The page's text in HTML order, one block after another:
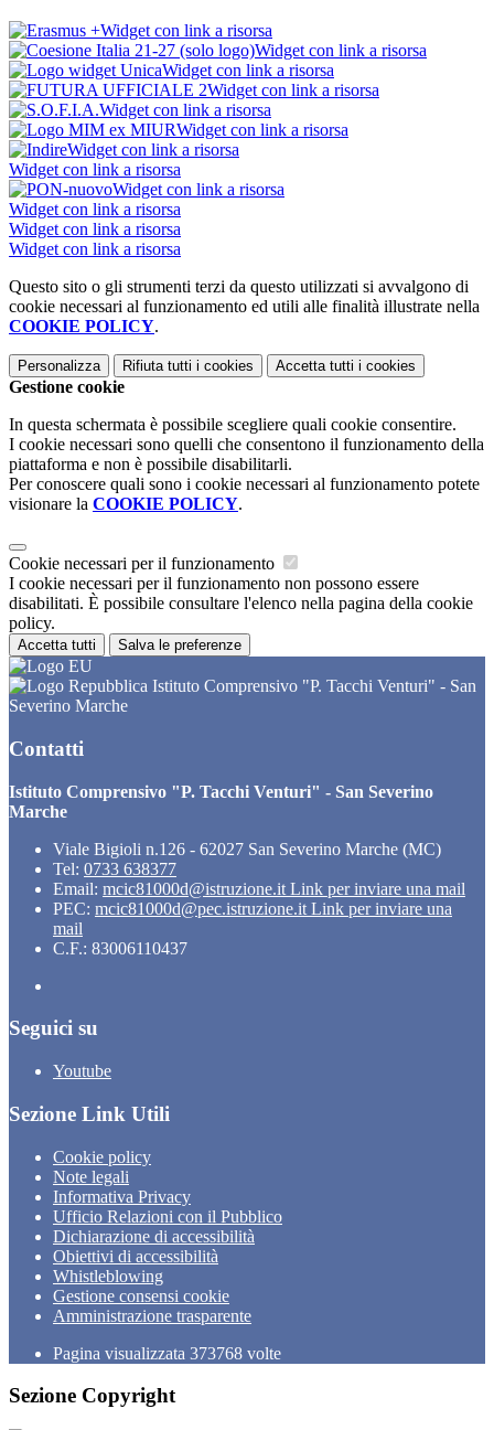
Widget con link a risorsa
Widget con link a risorsa
Widget con link a risorsa
Widget con link a risorsa
Widget con link a risorsa
Widget con link a risorsa
Widget con link a risorsa
Widget con link a risorsa
Widget con link a risorsa
Widget con link a risorsa
Widget con link a risorsa
Widget con link a risorsa
Questo sito o gli strumenti terzi da questo utilizzati si avvalgono di
cookie necessari al funzionamento ed utili alle finalità illustrate nella
COOKIE POLICY.
Personalizza Rifiuta tutti i cookies Accetta tutti i cookies
Gestione cookie
In questa schermata è possibile scegliere quali cookie consentire.
I cookie necessari sono quelli che consentono il funzionamento della
piattaforma e non è possibile disabilitarli.
Per conoscere quali sono i cookie necessari al funzionamento potete
visionare la COOKIE POLICY.
Cookie necessari per il funzionamento
I cookie necessari per il funzionamento non possono essere
disabilitati. È possibile consultare l'elenco nella pagina della cookie
policy.
Accetta tutti Salva le preferenze
Istituto Comprensivo "P. Tacchi Venturi" - San
Severino Marche
Contatti
Istituto Comprensivo "P. Tacchi Venturi" - San Severino
Marche
Viale Bigioli n.126 - 62027 San Severino Marche (MC)
Tel: 0733 638377
Email: mcic81000d@istruzione.it Link per inviare una mail
PEC: mcic81000d@pec.istruzione.it Link per inviare una
mail
C.F.: 83006110437
Seguici su
Youtube
Sezione Link Utili
Cookie policy
Note legali
Informativa Privacy
Ufficio Relazioni con il Pubblico
Dichiarazione di accessibilità
Obiettivi di accessibilità
Whistleblowing
Gestione consensi cookie
Amministrazione trasparente
Pagina visualizzata 373768 volte
Sezione Copyright